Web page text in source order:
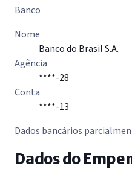
Banco
Nome
Banco do Brasil S.A.
Agência
****-28
Conta
****-13
Dados bancários
Dados do